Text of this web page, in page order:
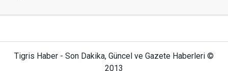
Tigris Haber - Son Dakika, Güncel ve Gazete Haberleri ©
2013